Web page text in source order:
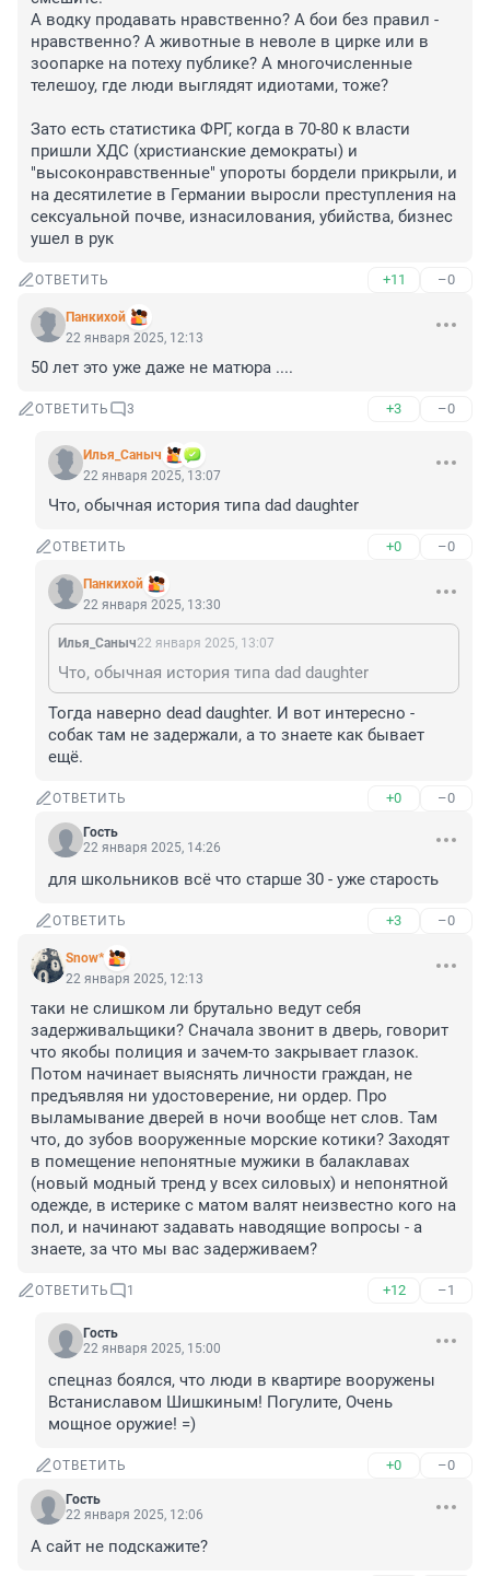
А водку продавать нравственно? А бои без правил -
нравственно? А животные в неволе в цирке или в
зоопарке на потеху публике? А многочисленные
телешоу, где люди выглядят идиотами, тоже?
Зато есть статистика ФРГ, когда в 70-80 к власти
пришли ХДС (христианские демократы) и
"высоконравственные" упороты бордели прикрыли, и
на десятилетие в Германии выросли преступления на
сексуальной почве, изнасилования, убийства, бизнес
ушел в рук
ОТВЕТИТЬ +11 –0
Панкихой
22 января 2025, 12:13
50 лет это уже даже не матюра ....
ОТВЕТИТЬ 3 +3 –0
Илья_Саныч
22 января 2025, 13:07
Что, обычная история типа dad daughter
ОТВЕТИТЬ +0 –0
Панкихой
22 января 2025, 13:30
Илья_Саныч22 января 2025, 13:07
Что, обычная история типа dad daughter
Тогда наверно dead daughter. И вот интересно -
собак там не задержали, а то знаете как бывает
ещё.
ОТВЕТИТЬ +0 –0
Гость
22 января 2025, 14:26
для школьников всё что старше 30 - уже старость
ОТВЕТИТЬ +3 –0
Snow*
22 января 2025, 12:13
таки не слишком ли брутально ведут себя
задерживальщики? Сначала звонит в дверь, говорит
что якобы полиция и зачем-то закрывает глазок.
Потом начинает выяснять личности граждан, не
предъявляя ни удостоверение, ни ордер. Про
выламывание дверей в ночи вообще нет слов. Там
что, до зубов вооруженные морские котики? Заходят
в помещение непонятные мужики в балаклавах
(новый модный тренд у всех силовых) и непонятной
одежде, в истерике с матом валят неизвестно кого на
пол, и начинают задавать наводящие вопросы - а
знаете, за что мы вас задерживаем?
ОТВЕТИТЬ 1 +12 –1
Гость
22 января 2025, 15:00
спецназ боялся, что люди в квартире вооружены
Встаниславом Шишкиным! Погулите, Очень
мощное оружие! =)
ОТВЕТИТЬ +0 –0
Гость
22 января 2025, 12:06
А сайт не подскажите?